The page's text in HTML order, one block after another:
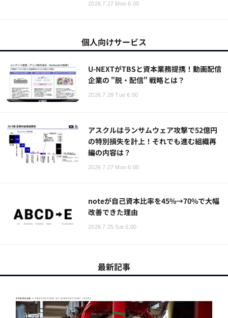
2026.7.27 Mon 6:00
個人向けサービス
U-NEXTがTBSと資本業務提携！動画配信
企業の "脱・配信" 戦略とは？
2026.7.28 Tue 6:00
アスクルはランサムウェア攻撃で52億円
の特別損失を計上！それでも進む組織再
編の内容は？
2026.7.27 Mon 6:00
noteが自己資本比率を45%→70%で大幅
改善できた理由
2026.7.25 Sat 6:00
最新記事